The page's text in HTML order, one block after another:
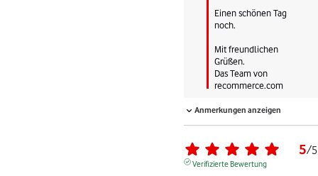
Einen schönen Tag
noch.
Mit freundlichen
Grüßen.
Das Team von
recommerce.com
Anmerkungen anzeigen
5/5
Verifizierte Bewertung